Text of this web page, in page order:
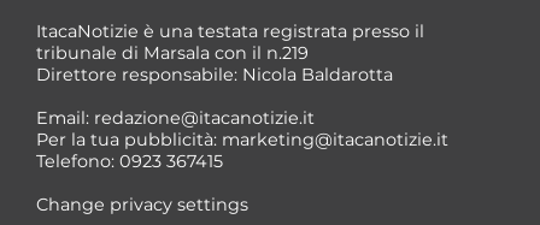
ItacaNotizie è una testata registrata presso il
tribunale di Marsala con il n.219
Direttore responsabile: Nicola Baldarotta
Email: redazione@itacanotizie.it
Per la tua pubblicità: marketing@itacanotizie.it
Telefono: 0923 367415
Change privacy settings